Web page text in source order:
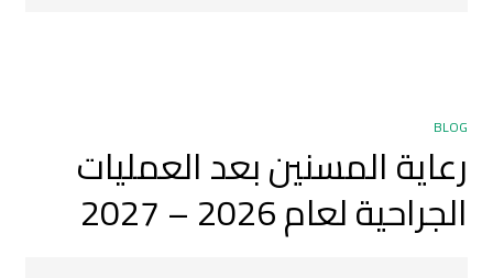
BLOG
رعاية المسنين بعد العمليات
الجراحية لعام 2026 – 2027